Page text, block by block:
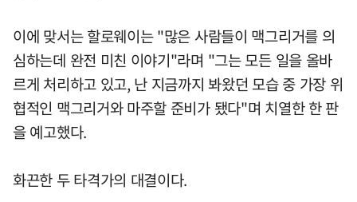
이에 맞서는 할로웨이는 "많은 사람들이 맥그리거를 의
심하는데 완전 미친 이야기"라며 "그는 모든 일을 올바
르게 처리하고 있고, 난 지금까지 봐왔던 모습 중 가장 위
협적인 맥그리거와 마주할 준비가 됐다"며 치열한 한 판
을 예고했다.
화끈한 두 타격가의 대결이다.